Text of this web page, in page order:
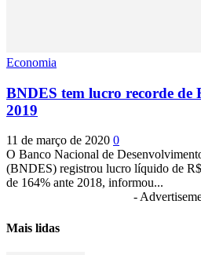
Economia
BNDES tem lucro recorde de
2019
11 de março de 2020 0
O Banco Nacional de
(BNDES) registrou lucro líquido de
de 164% ante 2018, informou...
-
Mais lidas